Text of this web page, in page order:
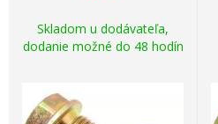
Skladom u dodávateľa,
dodanie možné do 48 hodín